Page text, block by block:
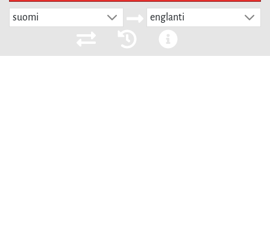
suomi englanti